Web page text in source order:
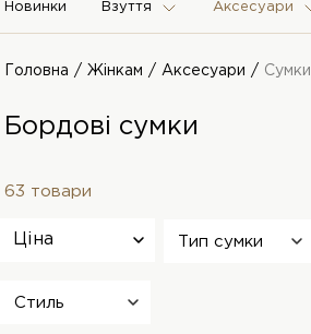
Новинки Взуття Аксесуари
Головна Жінкам Аксесуари Сумки
Бордові сумки
63 товари
Ціна Тип сумки
Стиль